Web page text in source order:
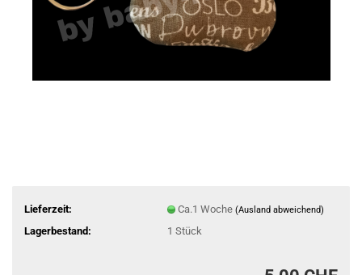
Lieferzeit: Ca.1 Woche (Ausland abweichend)
Lagerbestand: 1 Stück